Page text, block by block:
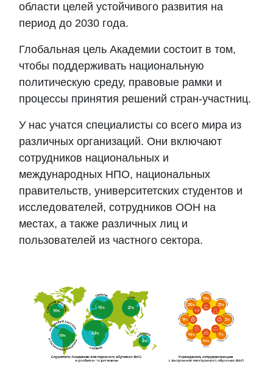
области целей устойчивого развития на
период до 2030 года.
Глобальная цель Академии состоит в том,
чтобы поддерживать национальную
политическую среду, правовые рамки и
процессы принятия решений стран-участниц.
У нас учатся специалисты со всего мира из
различных организаций. Они включают
сотрудников национальных и
международных НПО, национальных
правительств, университетских студентов и
исследователей, сотрудников ООН на
местах, а также различных лиц и
пользователей из частного сектора.